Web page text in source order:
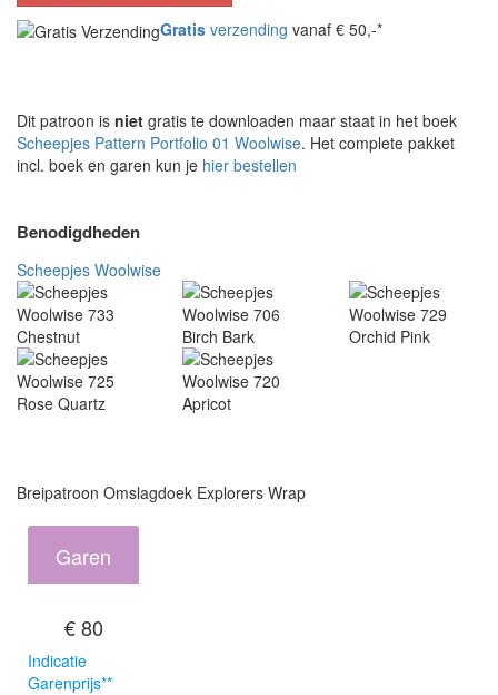
Gratis verzending vanaf € 50,-*
Dit patroon is niet gratis te downloaden maar staat in het boek
Scheepjes Pattern Portfolio 01 Woolwise. Het complete pakket
incl. boek en garen kun je hier bestellen
Benodigdheden
Scheepjes Woolwise
Breipatroon Omslagdoek Explorers Wrap
Garen
€ 80
Indicatie
Garenprijs**